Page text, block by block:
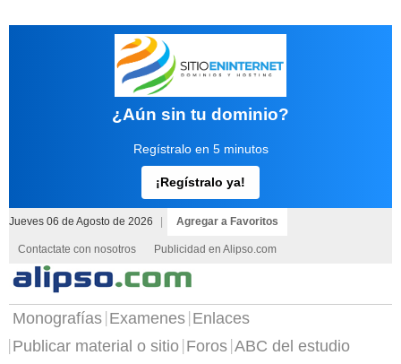
¿Aún sin tu dominio?
Regístralo en 5 minutos
¡Regístralo ya!
Jueves 06 de Agosto de 2026 Agregar a Favoritos
Contactate con nosotros Publicidad en Alipso.com
Monografías Examenes Enlaces
Publicar material o sitio Foros ABC del estudio